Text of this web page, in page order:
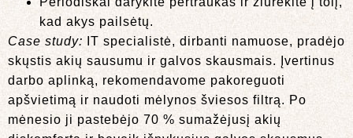
kad akys pailsėtų.
Case study: IT specialistė, dirbanti namuose, pradėjo
skųstis akių sausumu ir galvos skausmais. Įvertinus
darbo aplinką, rekomendavome pakoreguoti
apšvietimą ir naudoti mėlynos šviesos filtrą. Po
mėnesio ji pastebėjo 70 % sumažėjusį akių